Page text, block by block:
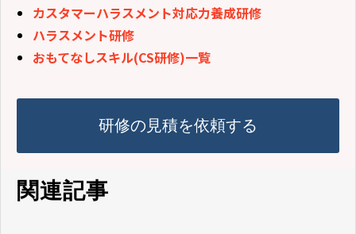
カスタマーハラスメント対応力養成研修
ハラスメント研修
おもてなしスキル(CS研修)一覧
研修の見積を依頼する
関連記事